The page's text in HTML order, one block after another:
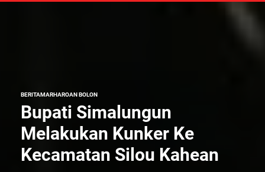
BERITAMARHAROAN BOLON
Bupati Simalungun
Melakukan Kunker Ke
Kecamatan Silou Kahean